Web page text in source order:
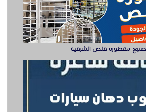
دهان سيارت للعمل في الخبر